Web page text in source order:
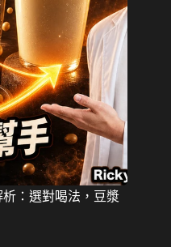
：選對喝法，豆漿